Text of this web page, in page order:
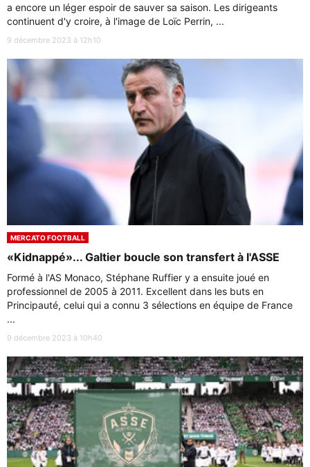
a encore un léger espoir de sauver sa saison. Les dirigeants
continuent d'y croire, à l'image de Loïc Perrin, ...
9 décembre 2023 à 12h10
MERCATO FOOTBALL
«Kidnappé»... Galtier boucle son transfert à l'ASSE
Formé à l'AS Monaco, Stéphane Ruffier y a ensuite joué en
professionnel de 2005 à 2011. Excellent dans les buts en
Principauté, celui qui a connu 3 sélections en équipe de France
...
9 décembre 2023 à 10h40